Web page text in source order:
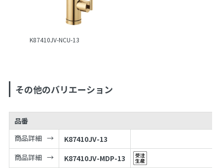
K87410JV-NCU-13
その他のバリエーション
品番
商品詳細
K87410JV-13
商品詳細
K87410JV-MDP-13